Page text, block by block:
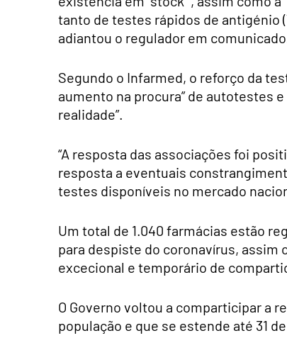
tanto de testes rápidos de antigénio
adiantou o regulador em
Segundo o Infarmed, o reforço da
aumento na procura” de autotestes
realidade”.
“A resposta das associações foi
resposta a eventuais
testes disponíveis no mercado
Um total de 1.040 farmácias estão
para despiste do coronavírus,
excecional e temporário de
O Governo voltou a comparticipar a
população e que se estende até 31